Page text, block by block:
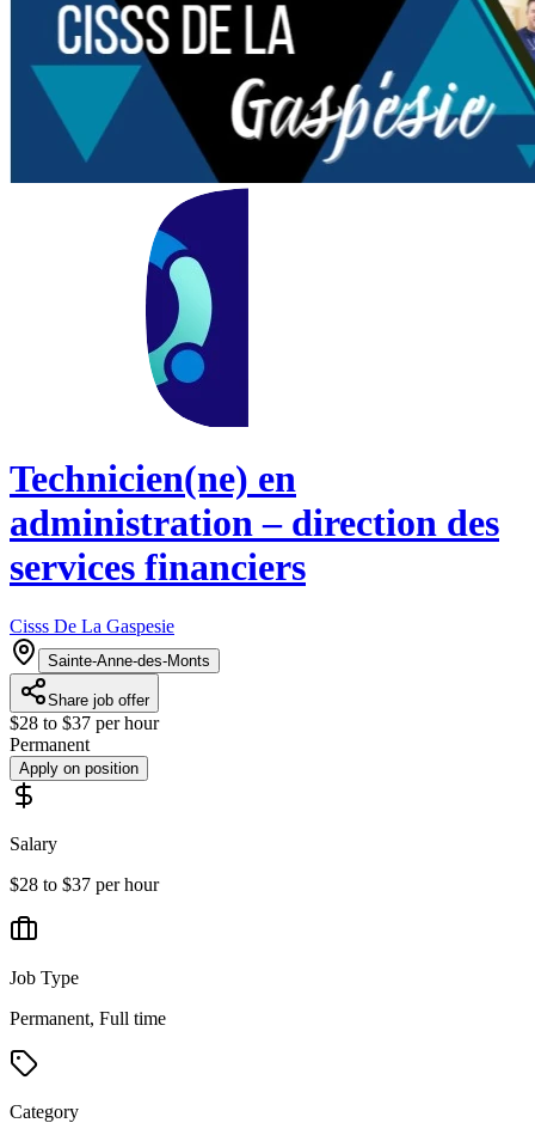
Technicien(ne) en
administration – direction des
services financiers
Cisss De La Gaspesie
Sainte-Anne-des-Monts
Share job offer
$28 to $37 per hour
Permanent
Apply on position
Salary
$28 to $37 per hour
Job Type
Permanent, Full time
Category